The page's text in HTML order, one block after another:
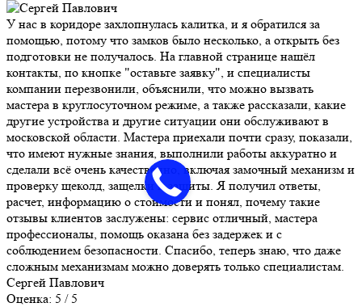
У нас в коридоре захлопнулась калитка, и я обратился за
помощью, потому что замков было несколько, а открыть без
подготовки не получалось. На главной странице нашёл
контакты, по кнопке "оставьте заявку", и специалисты
компании перезвонили, объяснили, что можно вызвать
мастера в круглосуточном режиме, а также рассказали, какие
другие устройства и другие ситуации они обслуживают в
московской области. Мастера приехали почти сразу, показали,
что имеют нужные знания, выполнили работы аккуратно и
сделали всё очень качественно, включая замочный механизм и
проверку щеколд, защелки и защиты. Я получил ответы,
расчет, информацию о стоимости и понял, почему такие
отзывы клиентов заслужены: сервис отличный, мастера
профессионалы, помощь оказана без задержек и с
соблюдением безопасности. Спасибо, теперь знаю, что даже
сложным механизмам можно доверять только специалистам.
Сергей Павлович
Оценка: 5 / 5